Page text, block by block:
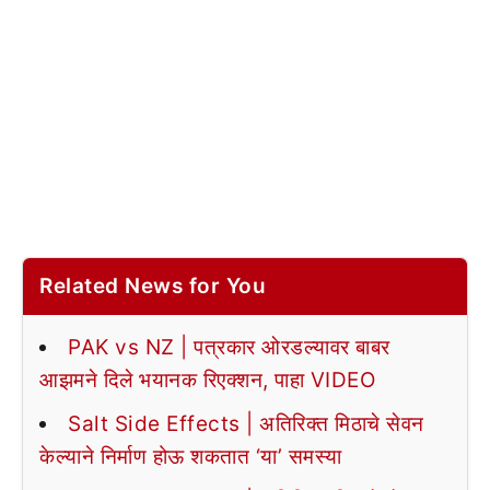
Related News for You
PAK vs NZ | पत्रकार ओरडल्यावर बाबर
आझमने दिले भयानक रिएक्शन, पाहा VIDEO
Salt Side Effects | अतिरिक्त मिठाचे सेवन
केल्याने निर्माण होऊ शकतात ‘या’ समस्या